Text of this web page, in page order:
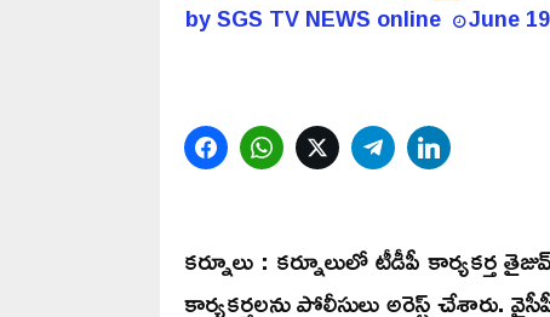
bySGS TV NEWS online June
FacebookWhatsAppTwitterTelegram
కర్నూలు : కర్నూలులో టీడీపీ కార్యకర్త
కార్యకర్తలను పోలీసులు అరెస్ట్ చేశారు.